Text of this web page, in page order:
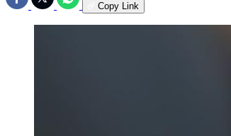
Copy Link